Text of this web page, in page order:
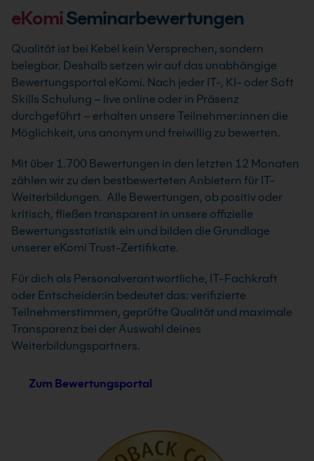
eKomiSeminarbewertungen
Qualität ist bei Kebel kein Versprechen, sondern
belegbar. Deshalb setzen wir auf das unabhängige
Bewertungsportal eKomi. Nach jeder IT-, KI- oder Soft
Skills Schulung – live online oder in Präsenz
durchgeführt – erhalten unsere Teilnehmer:innen die
Möglichkeit, uns anonym und freiwillig zu bewerten.
Mit über 1.700 Bewertungen in den letzten 12 Monaten
zählen wir zu den bestbewerteten Anbietern für IT-
Weiterbildungen. Alle Bewertungen, ob positiv oder
kritisch, fließen transparent in unsere offizielle
Bewertungsstatistik ein und bilden die Grundlage
unserer eKomi Trust-Zertifikate.
Für dich als Personalverantwortliche, IT-Fachkraft
oder Entscheider:in bedeutet das: verifizierte
Teilnehmerstimmen, geprüfte Qualität und maximale
Transparenz bei der Auswahl deines
Weiterbildungspartners.
Zum Bewertungsportal